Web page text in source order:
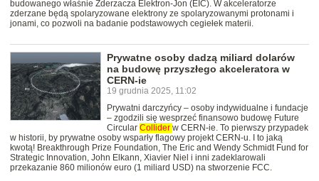
budowanego właśnie Zderzacza Elektron-Jon (EIC). W akceleratorze
zderzane będą spolaryzowane elektrony ze spolaryzowanymi protonami i
jonami, co pozwoli na badanie podstawowych cegiełek materii.
Prywatne osoby dadzą miliard dolarów
na budowę przyszłego akceleratora w
CERN-ie
19 grudnia 2025, 11:02
Prywatni darczyńcy – osoby indywidualne i fundacje
– zgodzili się wesprzeć finansowo budowę Future
Circular Collider w CERN-ie. To pierwszy przypadek
w historii, by prywatne osoby wsparły flagowy projekt CERN-u. I to jaką
kwotą! Breakthrough Prize Foundation, The Eric and Wendy Schmidt Fund for
Strategic Innovation, John Elkann, Xiavier Niel i inni zadeklarowali
przekazanie 860 milionów euro (1 miliard USD) na stworzenie FCC.